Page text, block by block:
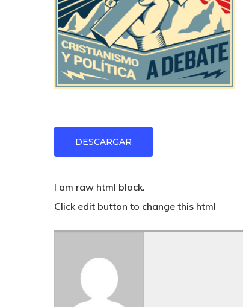
DESCARGAR
I am raw html block.
Click edit button to change this html